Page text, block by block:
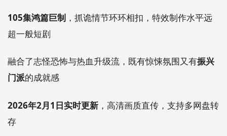
105集鸿篇巨制 ，抓诡情节环环相扣，特效制作水平远
超一般短剧
融合了志怪恐怖与热血升级流，既有惊悚氛围又有振兴
门派的成就感
2026年2月1日实时更新 ，高清画质直传，支持多网盘转
存